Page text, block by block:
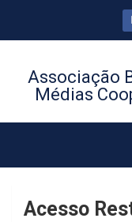
Associação
Médias
Acesso